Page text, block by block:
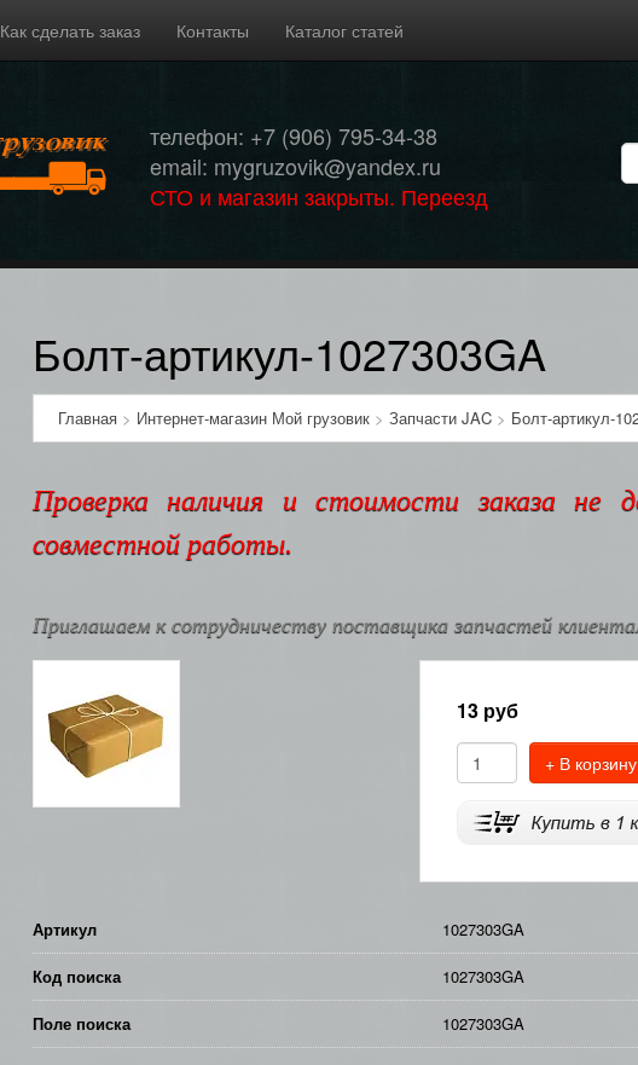
Как сделать заказ Контакты Каталог статей
телефон: +7 (906) 795-34-38
email: mygruzovik@yandex.ru
СТО и магазин закрыты. Переезд
Болт-артикул-1027303GA
Главная> Интернет-магазин Мой грузовик> Запчасти JAC> Болт-артикул-
Проверка наличия и стоимости заказа не
совместной работы.
Приглашаем к сотрудничеству поставщика запчастей
13руб
+ В корзину
Артикул 1027303GA
Код поиска 1027303GA
Поле поиска 1027303GA